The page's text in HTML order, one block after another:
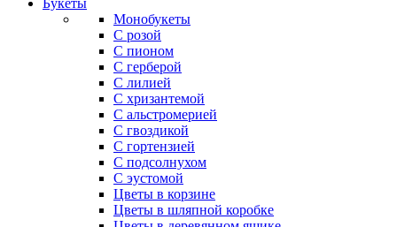
Монобукеты
С розой
С пионом
С герберой
С лилией
С хризантемой
С альстромерией
С гвоздикой
С гортензией
С подсолнухом
С эустомой
Цветы в корзине
Цветы в шляпной коробке